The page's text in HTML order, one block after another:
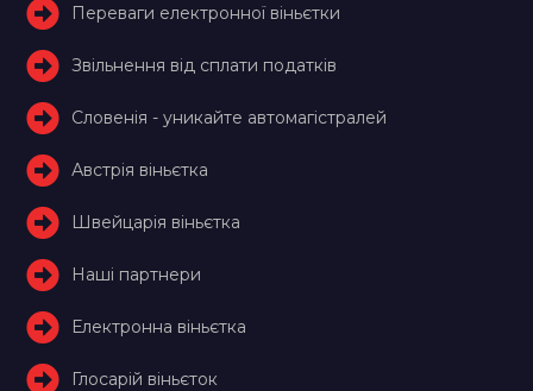
Переваги електронної віньєтки
Звільнення від сплати податків
Словенія - уникайте автомагістралей
Австрія віньєтка
Швейцарія віньєтка
Наші партнери
Електронна віньєтка
Глосарій віньєток